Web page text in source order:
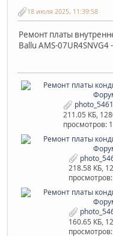
18 июля 2025, 11:39:58
Ремонт платы
Ballu AMS-07UR4SNVG4
211.05 КБ,
просмотров:
218.58 КБ,
160.65 КБ,